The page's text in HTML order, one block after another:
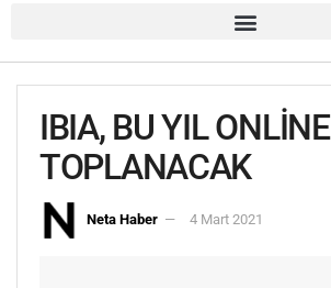
IBIA, BU YIL ONLİNE
TOPLANACAK
Neta Haber 4 Mart 2021